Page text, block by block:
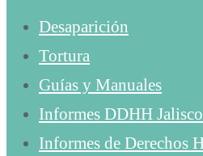
Desaparición
Tortura
Guías y Manuales
Informes DDHH Jalisco
Informes de Derechos